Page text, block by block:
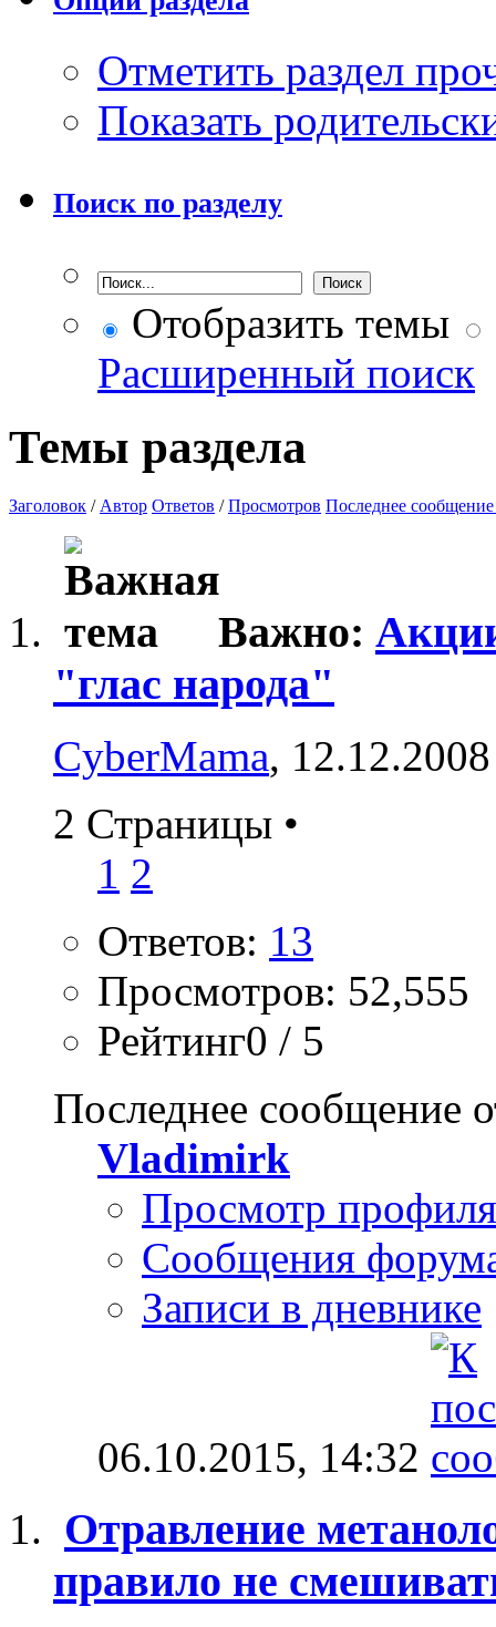
Отметить раздел
Показать
Поиск по разделу
Отобразить темы
Расширенный поиск
Темы раздела
Заголовок / Автор Ответов /Просмотров Последнее сообщение
Важно:
"глас народа"
CyberMama,
2 Страницы •
1 2
Ответов: 13
Просмотров: 52,555
Рейтинг0 / 5
Последнее сообщение
Vladimirk
Просмотр профиля
Сообщения
Записи в дневнике
06.10.2015, 14:32
Отравление
правило не